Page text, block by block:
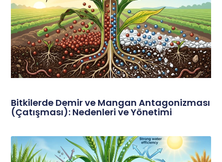
Bitkilerde Demir ve Mangan Antagonizması
(Çatışması): Nedenleri ve Yönetimi